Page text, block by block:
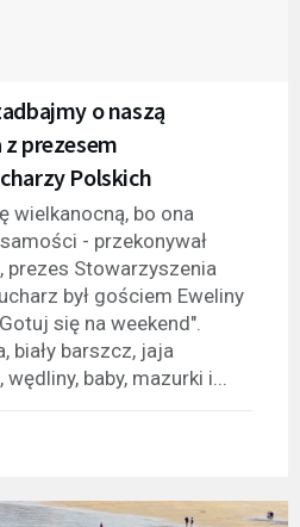
o naszą
prezesem
Polskich
wielkanocną, bo ona
- przekonywał
Stowarzyszenia
był gościem Eweliny
się na weekend".
biały barszcz, jaja
baby, mazurki i...